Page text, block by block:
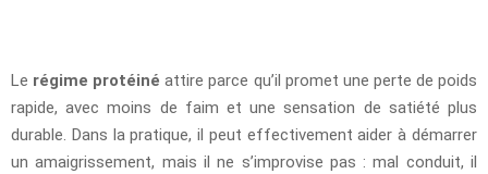
Le régime protéiné attire parce qu’il promet une perte de poids
rapide, avec moins de faim et une sensation de satiété plus
durable. Dans la pratique, il peut effectivement aider à démarrer
un amaigrissement, mais il ne s’improvise pas : mal conduit, il